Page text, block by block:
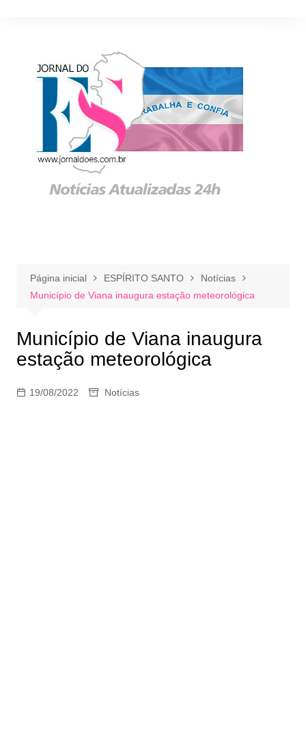
Página inicial ESPÍRITO SANTO
Notícias
Município de Viana inaugura estação meteorológica
Município de Viana inaugura
estação meteorológica
19/08/2022 Notícias